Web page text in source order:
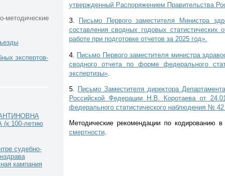
методические
экспертов-
100-летию
судебно-
кампания
утвержденный Распоряжением Правительства
3.
Письмо Первого заместителя Министра
составления сводных годовых
работе при подготовке отчетов за 2025 год».
4. Письмо Первого заместителя министра
сводного отчета по форме федерального
экспертизы».
5.
Письмо Заместителя директора
Российской Федерации Н.В. Коротаева от
федерального статистического наблюдения №
Методические рекомендации по кодированию
смертности.